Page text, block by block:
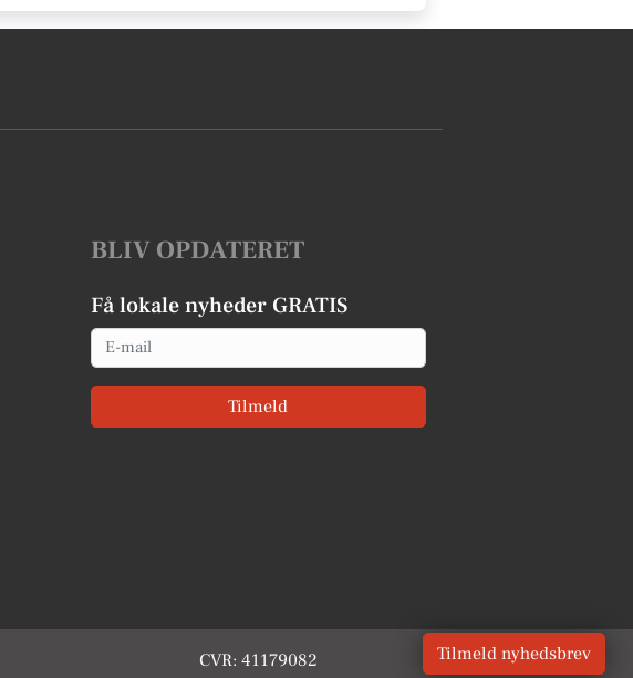
BLIV OPDATERET
Få lokale nyheder GRATIS
Email
Tilmeld
CVR: 41179082 Tilmeld nyhedsbrev